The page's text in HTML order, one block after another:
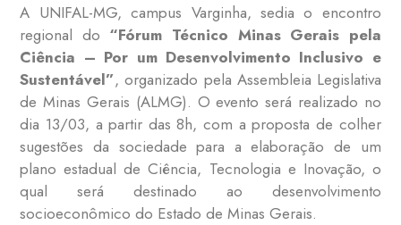
A UNIFAL-MG, campus Varginha, sedia o encontro
regional do “Fórum Técnico Minas Gerais pela
Ciência – Por um Desenvolvimento Inclusivo e
Sustentável”, organizado pela Assembleia Legislativa
de Minas Gerais (ALMG). O evento será realizado no
dia 13/03, a partir das 8h, com a proposta de colher
sugestões da sociedade para a elaboração de um
plano estadual de Ciência, Tecnologia e Inovação, o
qual será destinado ao desenvolvimento
socioeconômico do Estado de Minas Gerais.